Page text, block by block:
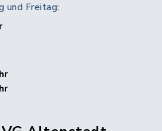
und Freitag: